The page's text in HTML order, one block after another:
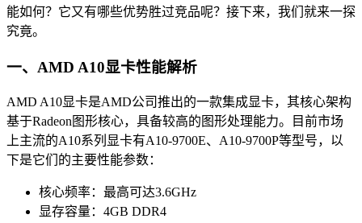
能如何？它又有哪些优势胜过竞品呢？接下来，我们就来一探
究竟。
一、AMD A10显卡性能解析
AMD A10显卡是AMD公司推出的一款集成显卡，其核心架构
基于Radeon图形核心，具备较高的图形处理能力。目前市场
上主流的A10系列显卡有A10-9700E、A10-9700P等型号，以
下是它们的主要性能参数：
核心频率：最高可达3.6GHz
显存容量：4GB DDR4